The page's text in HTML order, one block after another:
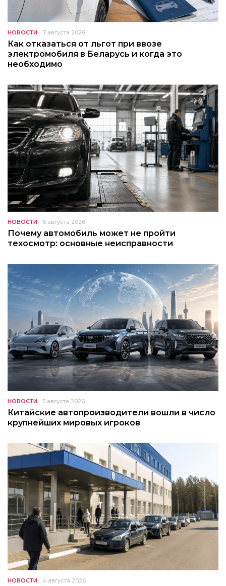
НОВОСТИ 7 августа 2026
Как отказаться от льгот при ввозе
электромобиля в Беларусь и когда это
необходимо
НОВОСТИ 6 августа 2026
Почему автомобиль может не пройти
техосмотр: основные неисправности
НОВОСТИ 5 августа 2026
Китайские автопроизводители вошли в число
крупнейших мировых игроков
НОВОСТИ 4 августа 2026